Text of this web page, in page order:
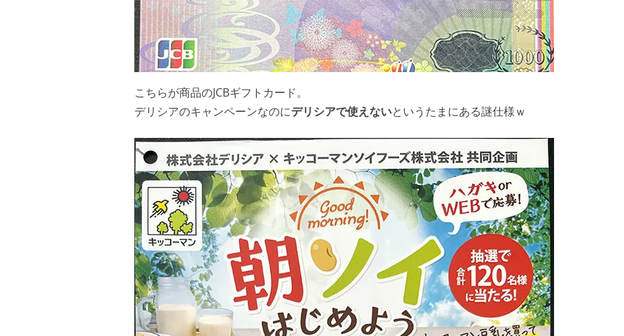
こちらが商品のJCBギフトカード。
デリシアのキャンペーンなのにデリシアで使えないというたまにある謎仕様ｗ